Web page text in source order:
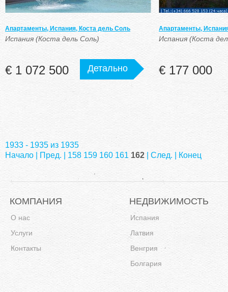
Апартаменты, Испания, Коста дель Соль
Испания (Коста дель Соль)
€ 1 072 500 Детально
Апартаменты,
Испания (Коста
€ 177 000
1933 - 1935 из 1935
Начало
Пред. 158 159 160 161 162 | След. | Конец
КОМПАНИЯ
О нас
Услуги
Контакты
НЕДВИЖИМОСТЬ
Испания
Латвия
Венгрия
Болгария